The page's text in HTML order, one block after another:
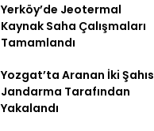
Yerköy’de Jeotermal
Kaynak Saha Çalışmaları
Tamamlandı
Yozgat’ta Aranan İki Şahıs
Jandarma Tarafından
Yakalandı